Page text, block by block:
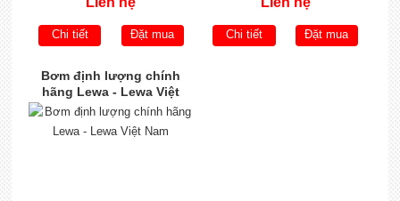
Chi tiết Đặt mua Chi tiết Đặt mua
Bơm định lượng chính
hãng Lewa - Lewa Việt
Nam